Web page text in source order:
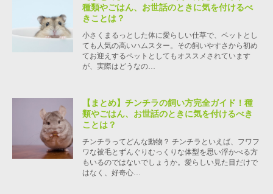
種類やごはん、お世話のときに気を付けるべ
きことは？
小さくまるっとした体に愛らしい仕草で、ペットとし
ても人気の高いハムスター。その飼いやすさから初め
てお迎えするペットとしてもオススメされています
が、実際はどうなの…
【まとめ】チンチラの飼い方完全ガイド！種
類やごはん、お世話のときに気を付けるべき
ことは？
チンチラってどんな動物？ チンチラといえば、フワフ
ワな被毛とずんぐりむっくりな体型を思い浮かべる方
もいるのではないでしょうか。愛らしい見た目だけで
はなく、好奇心…